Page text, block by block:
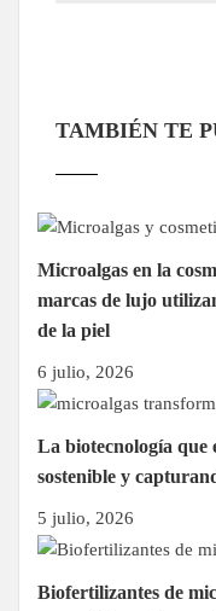
TAMBIÉN TE
Microalgas en la
marcas de lujo
de la piel
6 julio, 2026
La biotecnología que
sostenible y
5 julio, 2026
Biofertilizantes de